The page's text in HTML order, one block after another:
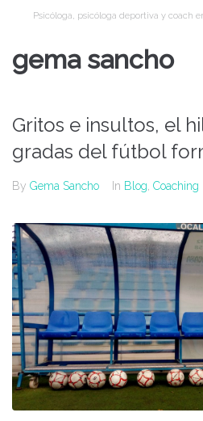
Psicóloga, psicóloga deportiva y coach
gema sancho
Gritos e insultos, el
gradas del fútbol
By Gema Sancho In Blog Coaching